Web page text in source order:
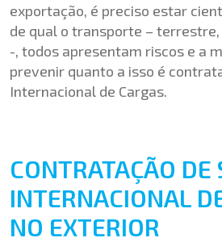
exportação, é preciso estar
de qual o transporte –
-, todos apresentam riscos e a
prevenir quanto a isso é
Internacional de Cargas.
CONTRATAÇÃO DE
INTERNACIONAL
NO EXTERIOR